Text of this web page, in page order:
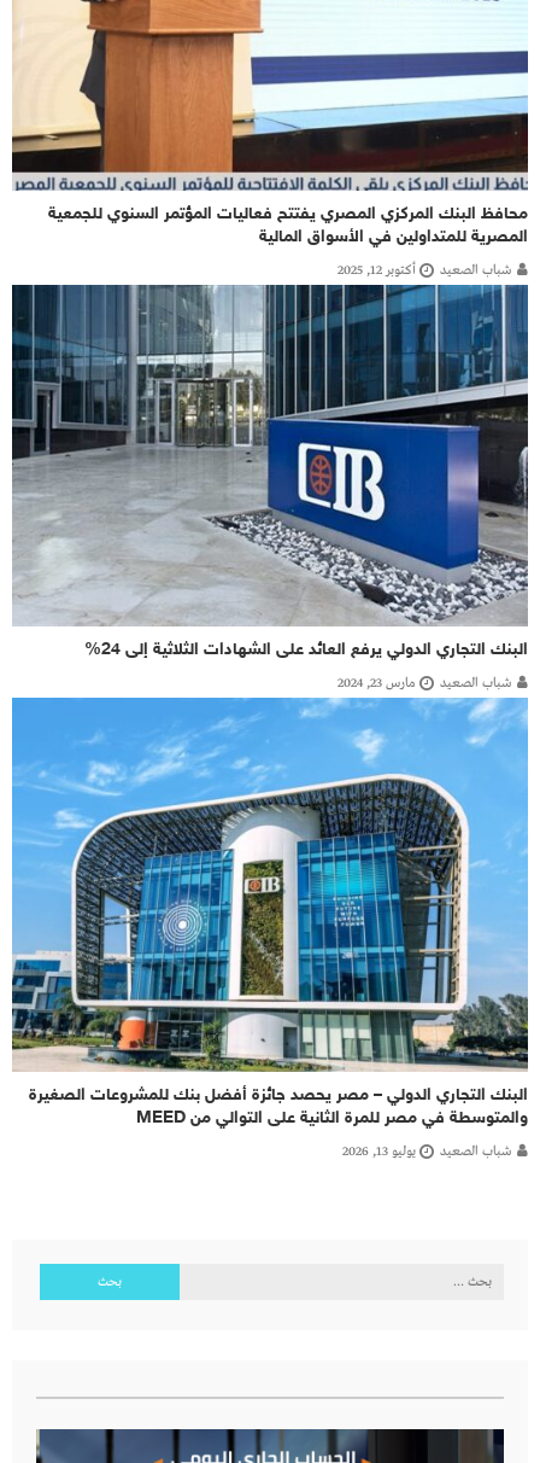
محافظ البنك المركزي المصري يفتتح فعاليات المؤتمر السنوي للجمعية
المصرية للمتداولين في الأسواق المالية
شباب الصعيد أكتوبر 12, 2025
البنك التجاري الدولي يرفع العائد على الشهادات الثلاثية إلى 24%
شباب الصعيد مارس 23, 2024
البنك التجاري الدولي – مصر يحصد جائزة أفضل بنك للمشروعات الصغيرة
والمتوسطة في مصر للمرة الثانية على التوالي من MEED
شباب الصعيد يوليو 13, 2026
البحث